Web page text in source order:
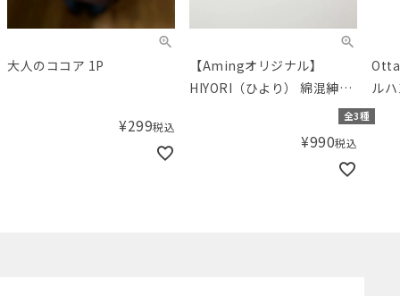
大人のココア 1P
¥299税込
【Amingオリジナル】
HIYORI（ひより） 綿混紳士
フロント切り替えロークル全3種
¥990税込
Otta
ル